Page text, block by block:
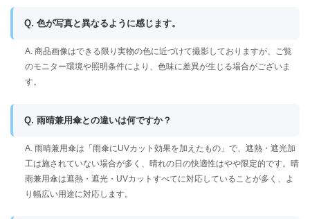
Q. 色が写真と異なるように感じます。
A. 商品画像はできる限り実物の色に近づけて撮影しておりますが、ご覧
のモニター環境や照明条件により、色味に差異が生じる場合がございま
す。
Q. 雨晴兼用傘との違いは何ですか？
A. 雨晴兼用傘は「雨傘にUVカット効果を加えたもの」で、遮熱・遮光加
工は施されていない場合が多く、晴れの日の快適性はやや限定的です。晴
雨兼用傘は遮熱・遮光・UVカットすべてに対応していることが多く、よ
り幅広い用途に対応します。